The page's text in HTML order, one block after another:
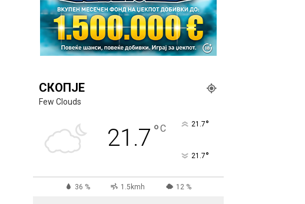
СКОПЈЕ
Few Clouds
21.7 °C 21.7°
21.7°
36 % 1.5kmh 12 %